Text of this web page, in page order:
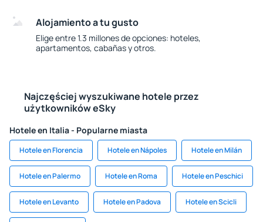
Alojamiento a tu gusto
Elige entre 1.3 millones de opciones: hoteles,
apartamentos, cabañas y otros.
Najczęściej wyszukiwane hotele przez
użytkowników eSky
Hotele en Italia - Popularne miasta
Hotele en Florencia Hotele en Nápoles Hotele en Milán
Hotele en Palermo Hotele en Roma Hotele en Peschici
Hotele en Levanto Hotele en Padova Hotele en Scicli